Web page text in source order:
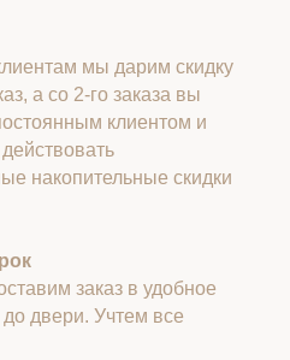
мы дарим скидку
а со 2-го заказа вы
клиентом и
накопительные скидки
заказ в удобное
двери. Учтем все